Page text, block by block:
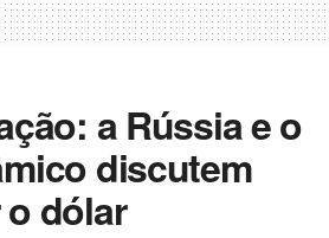
a Rússia e o
discutem
dólar